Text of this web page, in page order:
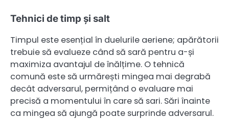
Tehnici de timp și salt
Timpul este esențial în duelurile aeriene; apărătorii
trebuie să evalueze când să sară pentru a-și
maximiza avantajul de înălțime. O tehnică
comună este să urmărești mingea mai degrabă
decât adversarul, permițând o evaluare mai
precisă a momentului în care să sari. Sări înainte
ca mingea să ajungă poate surprinde adversarul.